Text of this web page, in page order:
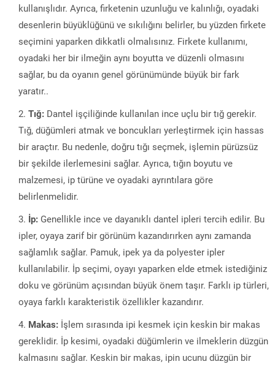
kullanışlıdır. Ayrıca, firketenin uzunluğu ve kalınlığı, oyadaki
desenlerin büyüklüğünü ve sıkılığını belirler, bu yüzden firkete
seçimini yaparken dikkatli olmalısınız. Firkete kullanımı,
oyadaki her bir ilmeğin aynı boyutta ve düzenli olmasını
sağlar, bu da oyanın genel görünümünde büyük bir fark
yaratır..
Tığ: Dantel işçiliğinde kullanılan ince uçlu bir tığ gerekir.
Tığ, düğümleri atmak ve boncukları yerleştirmek için hassas
bir araçtır. Bu nedenle, doğru tığı seçmek, işlemin pürüzsüz
bir şekilde ilerlemesini sağlar. Ayrıca, tığın boyutu ve
malzemesi, ip türüne ve oyadaki ayrıntılara göre
belirlenmelidir.
İp: Genellikle ince ve dayanıklı dantel ipleri tercih edilir. Bu
ipler, oyaya zarif bir görünüm kazandırırken aynı zamanda
sağlamlık sağlar. Pamuk, ipek ya da polyester ipler
kullanılabilir. İp seçimi, oyayı yaparken elde etmek istediğiniz
doku ve görünüm açısından büyük önem taşır. Farklı ip türleri,
oyaya farklı karakteristik özellikler kazandırır.
Makas: İşlem sırasında ipi kesmek için keskin bir makas
gereklidir. İp kesimi, oyadaki düğümlerin ve ilmeklerin düzgün
kalmasını sağlar. Keskin bir makas, ipin ucunu düzgün bir